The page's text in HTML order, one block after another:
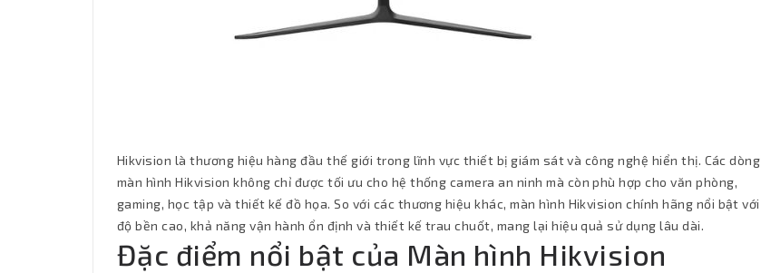
Hikvision là thương hiệu hàng đầu thế giới trong lĩnh vực thiết bị giám sát và công nghệ hiển thị. Các dòng
màn hình Hikvision không chỉ được tối ưu cho hệ thống camera an ninh mà còn phù hợp cho văn phòng,
gaming, học tập và thiết kế đồ họa. So với các thương hiệu khác, màn hình Hikvision chính hãng nổi bật với
độ bền cao, khả năng vận hành ổn định và thiết kế trau chuốt, mang lại hiệu quả sử dụng lâu dài.
Đặc điểm nổi bật của Màn hình Hikvision